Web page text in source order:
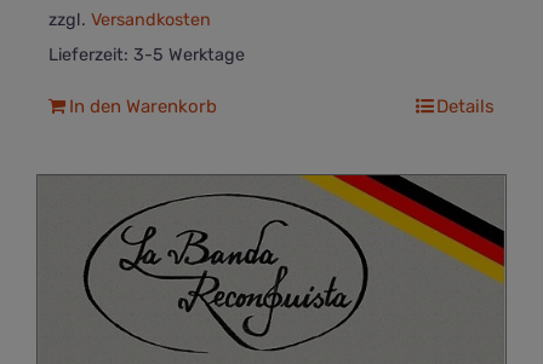
zzgl. Versandkosten
Lieferzeit: 3-5 Werktage
In den Warenkorb Details